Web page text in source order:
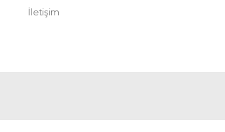
İletişim